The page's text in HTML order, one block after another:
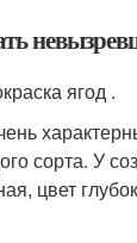
ягод .
сорта. У
цвет